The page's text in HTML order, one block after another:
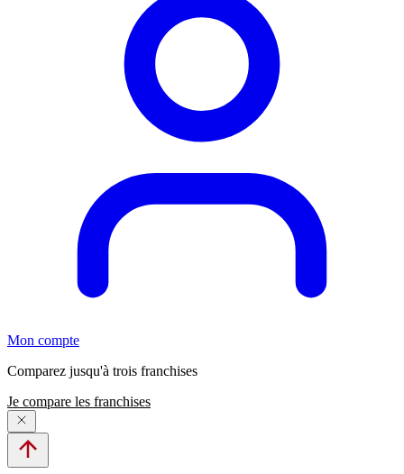
Mon compte
Comparez jusqu'à trois franchises
Je compare les franchises